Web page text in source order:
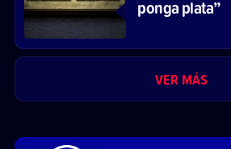
ponga plata”
VER MÁS